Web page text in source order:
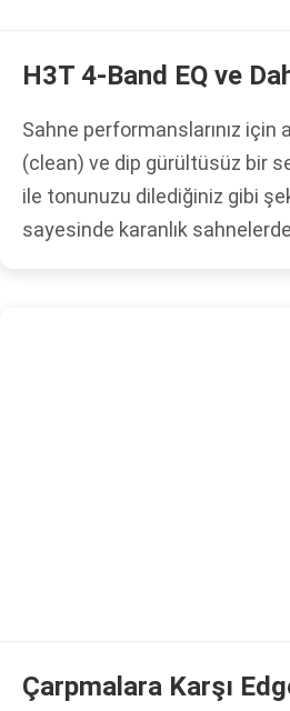
H3T 4-Band EQ ve
Sahne performanslarınız
(clean) ve dip gürültüsüz bir
ile tonunuzu dilediğiniz gibi
sayesinde karanlık
Çarpmalara Karşı